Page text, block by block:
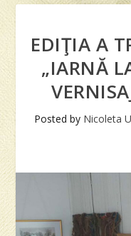
EDIŢIA A
„IARNĂ
Posted by Nicoleta